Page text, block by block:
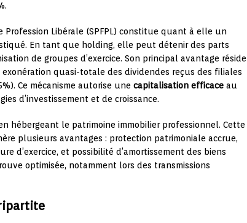
Profession Libérale (SPFPL) constitue quant à elle un
En tant que holding, elle peut détenir des parts
de groupes d’exercice. Son principal avantage réside
quasi-totale des dividendes reçus des filiales
Ce mécanisme autorise une capitalisation efficace au
d’investissement et de croissance.
hébergeant le patrimoine immobilier professionnel. Cette
plusieurs avantages : protection patrimoniale accrue,
d’exercice, et possibilité d’amortissement des biens
optimisée, notamment lors des transmissions